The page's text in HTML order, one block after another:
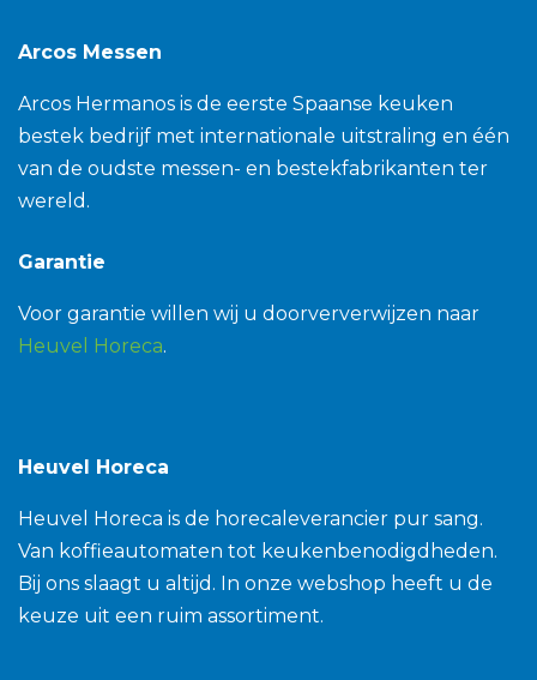
Arcos Messen
Arcos Hermanos is de eerste Spaanse keuken
bestek bedrijf met internationale uitstraling en één
van de oudste messen- en bestekfabrikanten ter
wereld.
Garantie
Voor garantie willen wij u doorververwijzen naar
Heuvel Horeca.
Heuvel Horeca
Heuvel Horeca is de horecaleverancier pur sang.
Van koffieautomaten tot keukenbenodigdheden.
Bij ons slaagt u altijd. In onze webshop heeft u de
keuze uit een ruim assortiment.